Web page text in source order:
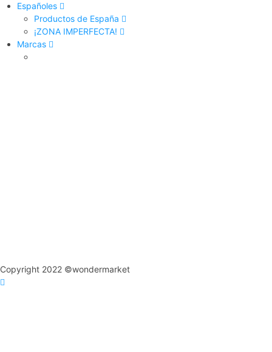
Españoles
Productos de España
¡ZONA IMPERFECTA!
Marcas
Copyright 2022 ©wondermarket